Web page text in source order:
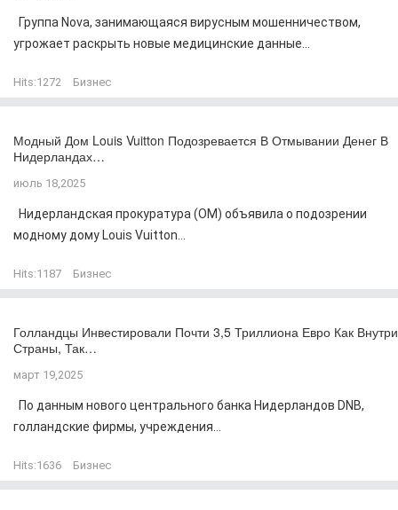
Группа Nova, занимающаяся вирусным мошенничеством,
угрожает раскрыть новые медицинские данные...
Hits:1272 Бизнес
Модный Дом Louis Vuitton Подозревается В Отмывании Денег В
Нидерландах…
июль 18,2025
Нидерландская прокуратура (OM) объявила о подозрении
модному дому Louis Vuitton...
Hits:1187 Бизнес
Голландцы Инвестировали Почти 3,5 Триллиона Евро Как Внутри
Страны, Так…
март 19,2025
По данным нового центрального банка Нидерландов DNB,
голландские фирмы, учреждения...
Hits:1636 Бизнес